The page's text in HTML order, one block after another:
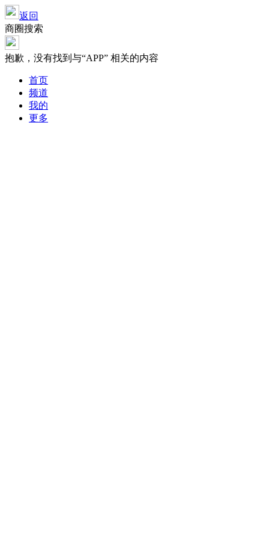
返回
商圈搜索
抱歉，没有找到与“APP” 相关的内容
首页
频道
我的
更多